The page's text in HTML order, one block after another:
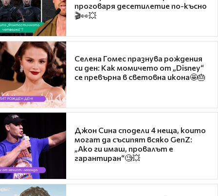
проговаря десетилетие по-късно
🎬👀💥
Селена Гомес празнува рождения
си ден: Как момичето от „Disney“
се превърна в световна икона🤩🎂
Джон Сина сподели 4 неща, които
могат да съсипят всяко GenZ:
„Ако ги имаш, провалът е
гарантиран“🧐💥